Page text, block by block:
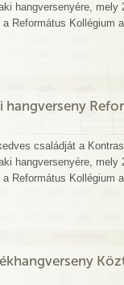
hangversenyére, mely
Református Kollégium
családját a
hangversenyére, mely
Református Kollégium